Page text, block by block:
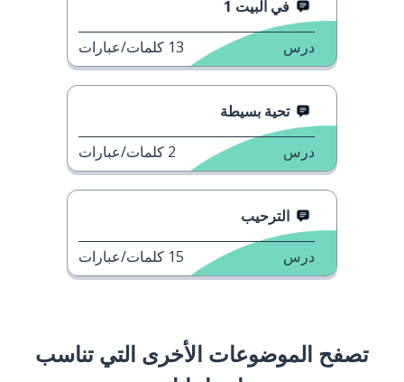
في البيت 1
درس 13 كلمات/عبارات
تحية بسيطة
درس 2 كلمات/عبارات
الترحيب
درس 15 كلمات/عبارات
تصفح الموضوعات الأخرى التي تناسب